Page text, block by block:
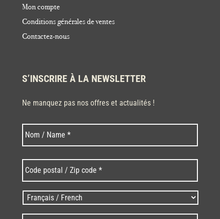
Mon compte
Conditions générales de ventes
Contactez-nous
S’INSCRIRE À LA NEWSLETTER
Ne manquez pas nos offres et actualités !
Nom * Nom
postal
/
Zip
code
* *
Langues
/
Language *